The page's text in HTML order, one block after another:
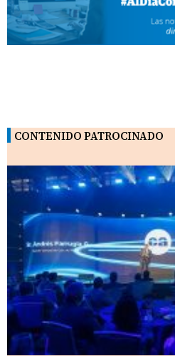
CONTENIDO PATROCINADO